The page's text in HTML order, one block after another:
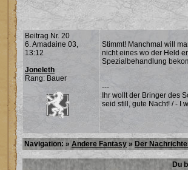
Beitrag Nr. 20
6. Amadaine 03,
13:12
Joneleth
Rang: Bauer
Stimmt! Manchmal will
nicht eines wo der Held
Spezialbehandlung
---
Ihr wollt der Bringer des
seid still, gute Nacht! / - I
Navigation: » Andere Fantasy » Der
Du